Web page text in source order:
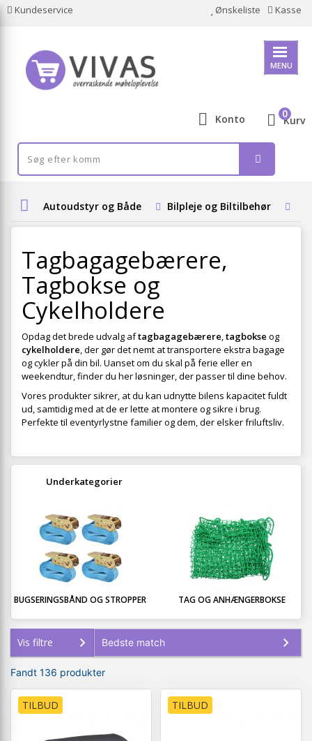
Kundeservice Ønskeliste Kasse
MENU
Konto Kurv
0
Autoudstyr og Både Bilpleje og Biltilbehør
Tagbagagebærere,
Tagbokse og
Cykelholdere
Opdag det brede udvalg aftagbagagebærere,tagbokse og
cykelholdere, der gør det nemt at transportere ekstra bagage
og cykler på din bil. Uanset om du skal på ferie eller en
weekendtur, finder du her løsninger, der passer til dine behov.
Vores produkter sikrer, at du kan udnytte bilens kapacitet fuldt
ud, samtidig med at de er lette at montere og sikre i brug.
Perfekte til eventyrlystne familier og dem, der elsker friluftsliv.
Underkategorier
BUGSERINGSBÅND OG STROPPER TAG OG ANHÆNGERBOKSE
Vis filtre
Fandt 136 produkter
TILBUD TILBUD